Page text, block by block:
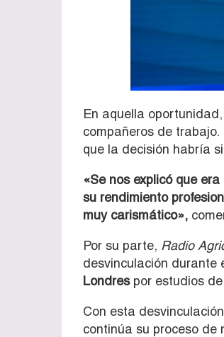
En aquella
compañeros de trabajo.
que la decisión habría
«Se nos explicó que
su rendimiento
muy carismático»,
Por su parte, Radio
desvinculación durante
Londrespor estudios
Con esta
continúa su proceso de